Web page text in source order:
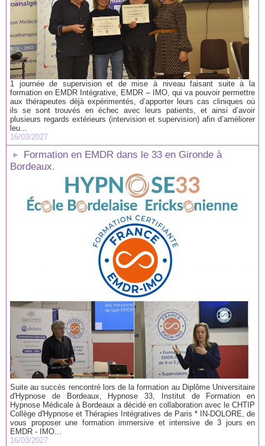
1 journée de supervision et de mise à niveau faisant suite à la
formation en EMDR Intégrative, EMDR – IMO, qui va pouvoir permettre
aux thérapeutes déjà expérimentés, d’apporter leurs cas cliniques où
ils se sont trouvés en échec avec leurs patients, et ainsi d’avoir
plusieurs regards extérieurs (intervision et supervision) afin d’améliorer
leu...
16/03/2027
Formation en EMDR dans le 33 en Gironde à
Bordeaux.
Suite au succès rencontré lors de la formation au Diplôme Universitaire
d'Hypnose de Bordeaux, Hypnose 33, Institut de Formation en
Hypnose Médicale à Bordeaux a décidé en collaboration avec le CHTIP
Collège d'Hypnose et Thérapies Intégratives de Paris * IN-DOLORE, de
vous proposer une formation immersive et intensive de 3 jours en
EMDR - IMO...
16/03/2027